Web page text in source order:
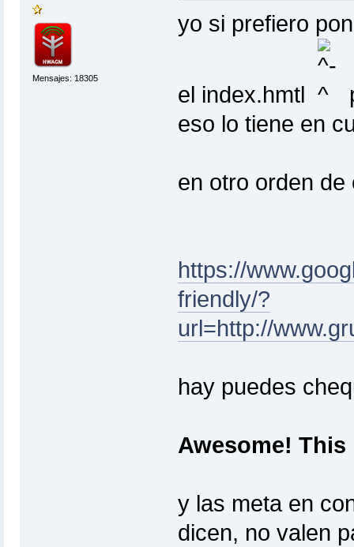
Mensajes: 18305
yo si prefiero
el index.hmtl
eso lo tiene en
en otro orden de
https://
friendly/?
url=http://
hay puedes
Awesome!
y las meta en
dicen, no valen